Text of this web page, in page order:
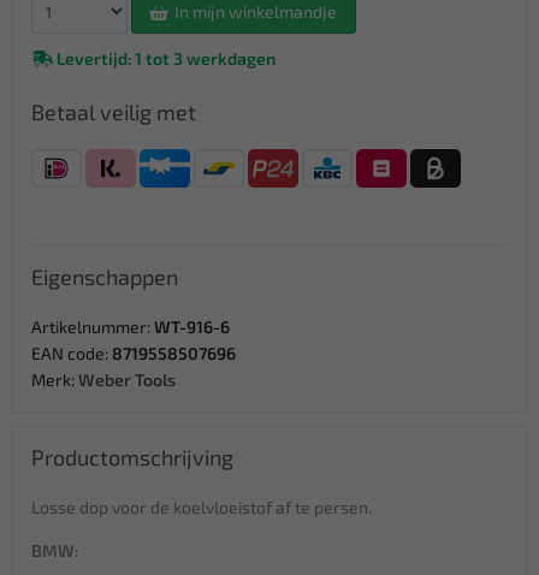
In mijn winkelmandje
Levertijd: 1 tot 3 werkdagen
Betaal veilig met
Eigenschappen
Artikelnummer: WT-916-6
EAN code: 8719558507696
Merk: Weber Tools
Productomschrijving
Losse dop voor de koelvloeistof af te persen.
BMW: